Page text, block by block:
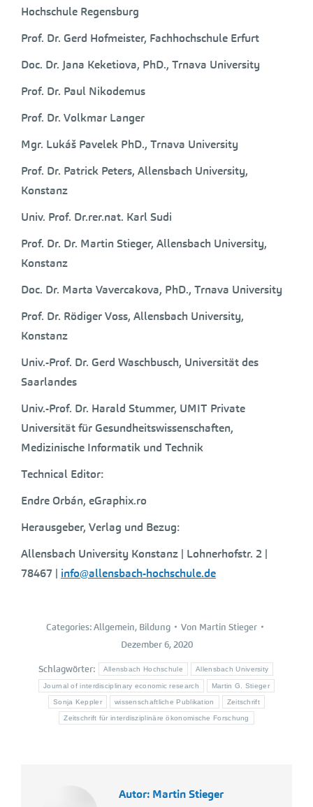
Hochschule Regensburg
Prof. Dr. Gerd Hofmeister, Fachhochschule Erfurt
Doc. Dr. Jana Keketiova, PhD., Trnava University
Prof. Dr. Paul Nikodemus
Prof. Dr. Volkmar Langer
Mgr. Lukáš Pavelek PhD., Trnava University
Prof. Dr. Patrick Peters, Allensbach University,
Konstanz
Univ. Prof. Dr.rer.nat. Karl Sudi
Prof. Dr. Dr. Martin Stieger, Allensbach University,
Konstanz
Doc. Dr. Marta Vavercakova, PhD., Trnava University
Prof. Dr. Rödiger Voss, Allensbach University,
Konstanz
Univ.-Prof. Dr. Gerd Waschbusch, Universität des
Saarlandes
Univ.-Prof. Dr. Harald Stummer, UMIT Private
Universität für Gesundheitswissenschaften,
Medizinische Informatik und Technik
Technical Editor:
Endre Orbán, eGraphix.ro
Herausgeber, Verlag und Bezug:
Allensbach University Konstanz | Lohnerhofstr. 2 |
78467 | info@allensbach-hochschule.de
Categories:Allgemein, Bildung Von Martin Stieger
Dezember 6, 2020
Schlagwörter: Allensbach Hochschule Allensbach University
Journal of interdisciplinary economic research Martin G. Stieger
Sonja Keppler wissenschaftliche Publikation Zeitschrift
Zeitschrift für interdisziplinäre ökonomische Forschung
Autor: Martin Stieger